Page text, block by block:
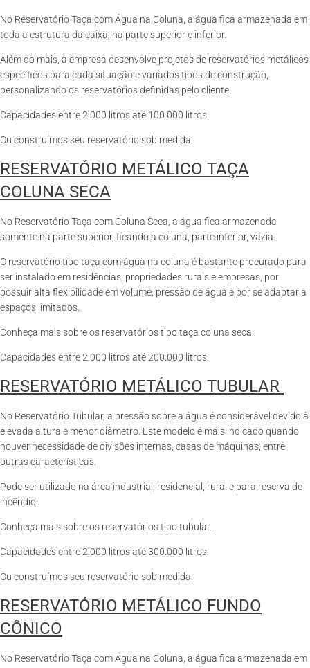
No Reservatório Taça com Água na Coluna, a água fica armazenada em
toda a estrutura da caixa, na parte superior e inferior.
Além do mais, a empresa desenvolve projetos de reservatórios metálicos
específicos para cada situação e variados tipos de construção,
personalizando os reservatórios definidas pelo cliente.
Capacidades entre 2.000 litros até 100.000 litros.
Ou construímos seu reservatório sob medida.
RESERVATÓRIO METÁLICO TAÇA
COLUNA SECA
No Reservatório Taça com Coluna Seca, a água fica armazenada
somente na parte superior, ficando a coluna, parte inferior, vazia.
O reservatório tipo taça com água na coluna é bastante procurado para
ser instalado em residências, propriedades rurais e empresas, por
possuir alta flexibilidade em volume, pressão de água e por se adaptar a
espaços limitados.
Conheça mais sobre os reservatórios tipo taça coluna seca.
Capacidades entre 2.000 litros até 200.000 litros.
RESERVATÓRIO METÁLICO TUBULAR
No Reservatório Tubular, a pressão sobre a água é considerável devido à
elevada altura e menor diâmetro. Este modelo é mais indicado quando
houver necessidade de divisões internas, casas de máquinas, entre
outras características.
Pode ser utilizado na área industrial, residencial, rural e para reserva de
incêndio.
Conheça mais sobre os reservatórios tipo tubular.
Capacidades entre 2.000 litros até 300.000 litros.
Ou construímos seu reservatório sob medida.
RESERVATÓRIO METÁLICO FUNDO
CÔNICO
No Reservatório Taça com Água na Coluna, a água fica armazenada em